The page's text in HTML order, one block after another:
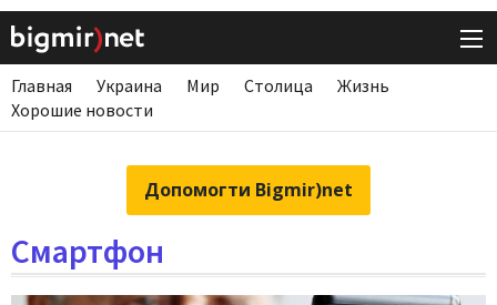
Главная Украина Мир Столица
Жизнь
Хорошие новости
Допомогти Bigmir)net
Смартфон